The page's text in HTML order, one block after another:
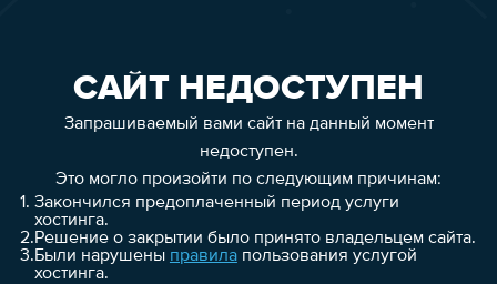
САЙТ НЕДОСТУПЕН
Запрашиваемый вами сайт на данный момент
недоступен.
Это могло произойти по следующим причинам:
1. Закончился предоплаченный период услуги
хостинга.
2.Решение о закрытии было принято владельцем сайта.
3.Были нарушены правилапользования услугой
хостинга.